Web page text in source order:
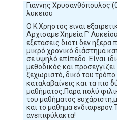
Γιαννης Χρυσανθόπουλος
λυκειου
Ο Κ.Χρηστος ειναι
Αρχισαμε Χημεία Γ’
εξετασεις διοτι δεν ηξερα
μικρό χρονικό διάστημα
σε υψηλό επίπεδο. Είναι
μεθοδικός και
ξεχωριστό, δικό του τρόπο
καταλαβαίνεις και τα πιο
μαθήματος.Παρα πολύ
του μαθήματος
και το μάθημα
ανεπιφύλακτα!